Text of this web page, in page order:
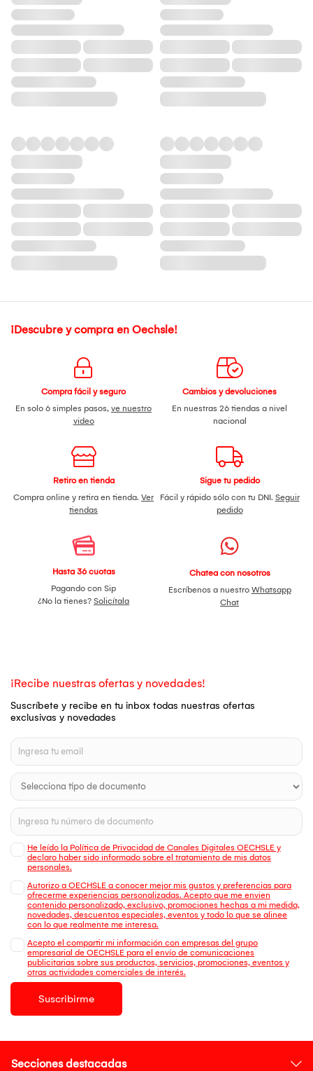
¡Descubre y compra en Oechsle!
Compra fácil y seguro
En solo 6 simples pasos, ve nuestro
video
Cambios y devoluciones
En nuestras 26 tiendas a nivel
nacional
Retiro en tienda
Compra online y retira en tienda. Ver
tiendas
Sigue tu pedido
Fácil y rápido sólo con tu DNI. Seguir
pedido
Hasta 36 cuotas
Pagando con Sip
¿No la tienes? Solicítala
Chatea con nosotros
Escríbenos a nuestro Whatsapp
Chat
¡Recibe nuestras ofertas y novedades!
Suscríbete y recibe en tu inbox todas nuestras ofertas
exclusivas y novedades
He leído la Política de Privacidad de Canales Digitales OECHSLE y
declaro haber sido informado sobre el tratamiento de mis datos
personales.
Autorizo a OECHSLE a conocer mejor mis gustos y preferencias para
ofrecerme experiencias personalizadas. Acepto que me envien
contenido personalizado, exclusivo, promociones hechas a mi medida,
novedades, descuentos especiales, eventos y todo lo que se alinee
con lo que realmente me interesa.
Acepto el compartir mi información con empresas del grupo
empresarial de OECHSLE para el envío de comunicaciones
publicitarias sobre sus productos, servicios, promociones, eventos y
otras actividades comerciales de interés.
Suscribirme
Secciones destacadas